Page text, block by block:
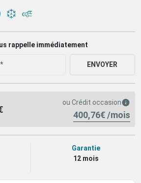
rappelle immédiatement
ENVOYER
ou Crédit occasion
400,76€ /mois
Garantie
12 mois